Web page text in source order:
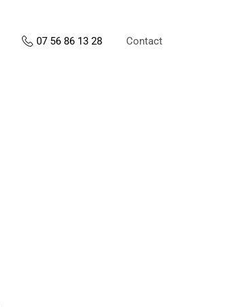
07 56 86 13 28 Contact